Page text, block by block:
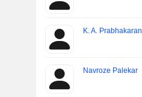
K. A. Prabhakaran
Navroze Palekar